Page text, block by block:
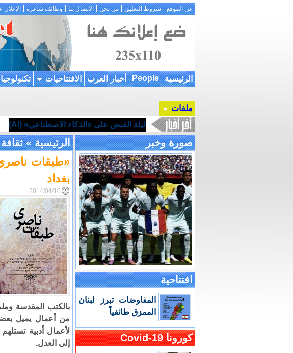
عن الموقع شروط التعليق من نحن الاتصال بنا وظائف شاغرة
الرئيسية People أخبار العرب الافتتاحيات تكنولوجيا
ملفات
ليلة القبض على «الذكاء الاصطناعي» (AI)
صورة وخبر
افتتاحية
المفاوضات تبرز لبنان
الممزق طائفياً
كورونا Covid-19
الرئيسية»
«طبقات
بغداد
2014/04/10
بالكتب المقدسة
من أعمال يميل
لأعمال أدبية
إلى العدل.